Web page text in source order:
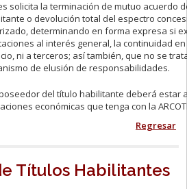
solicita la terminación de mutuo acuerdo
o devolución total del espectro
determinando en forma expresa si
al interés general, la continuidad
ni a terceros; así también, que no se
de elusión de responsabilidades.
del título habilitante deberá estar
económicas que tenga con la
Regresar
Títulos Habilitantes